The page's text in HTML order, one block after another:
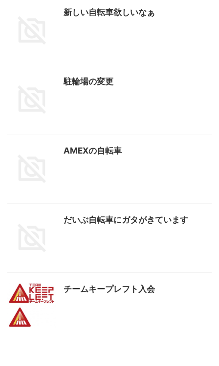
新しい自転車欲しいなぁ
駐輪場の変更
AMEXの自転車
だいぶ自転車にガタがきています
チームキープレフト入会